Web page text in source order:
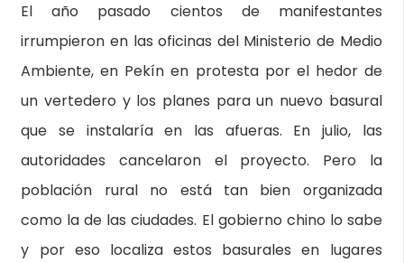
El año pasado cientos de manifestantes
irrumpieron en las oficinas del Ministerio de Medio
Ambiente, en Pekín en protesta por el hedor de
un vertedero y los planes para un nuevo basural
que se instalaría en las afueras. En julio, las
autoridades cancelaron el proyecto. Pero la
población rural no está tan bien organizada
como la de las ciudades. El gobierno chino lo sabe
y por eso localiza estos basurales en lugares